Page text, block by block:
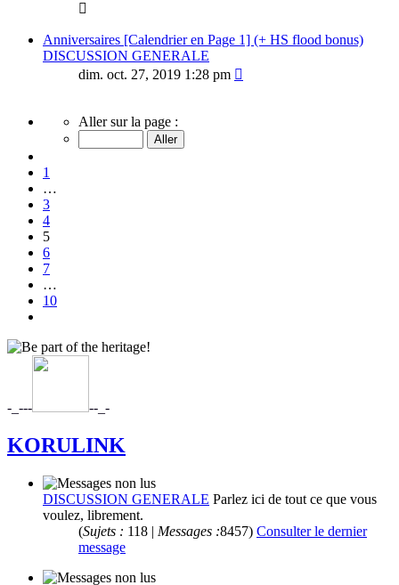
Anniversaires [Calendrier en Page 1] (+ HS flood bonus)
DISCUSSION GENERALE
dim. oct. 27, 2019 1:28 pm
Page
10
Aller sur la page :
1
…
3
4
5
6
7
…
10
-_--- --_-
KORULINK
DISCUSSION GENERALE Parlez ici de tout ce que vous
voulez, librement.
(Sujets : 118 | Messages :8457) Consulter le dernier
message